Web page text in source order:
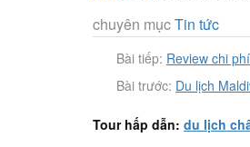
chuyên mụcTin tức
Bài tiếp: Review chi
Bài trước: Du lịch
Tour hấp dẫn: du lịch